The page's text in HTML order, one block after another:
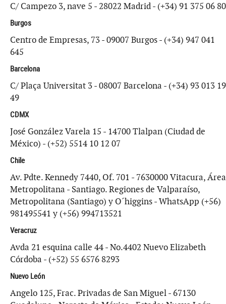
C/ Campezo 3, nave 5 - 28022 Madrid - (+34) 91 375 06 80
Burgos
Centro de Empresas, 73 - 09007 Burgos - (+34) 947 041
645
Barcelona
C/ Plaça Universitat 3 - 08007 Barcelona - (+34) 93 013 19
49
CDMX
José González Varela 15 - 14700 Tlalpan (Ciudad de
México) - (+52) 5514 10 12 07
Chile
Av. Pdte. Kennedy 7440, Of. 701 - 7630000 Vitacura, Área
Metropolitana - Santiago. Regiones de Valparaíso,
Metropolitana (Santiago) y O´higgins - WhatsApp (+56)
981495541 y (+56) 994713521
Veracruz
Avda 21 esquina calle 44 - No.4402 Nuevo Elizabeth
Córdoba - (+52) 55 6576 8293
Nuevo León
Angelo 125, Frac. Privadas de San Miguel - 67130